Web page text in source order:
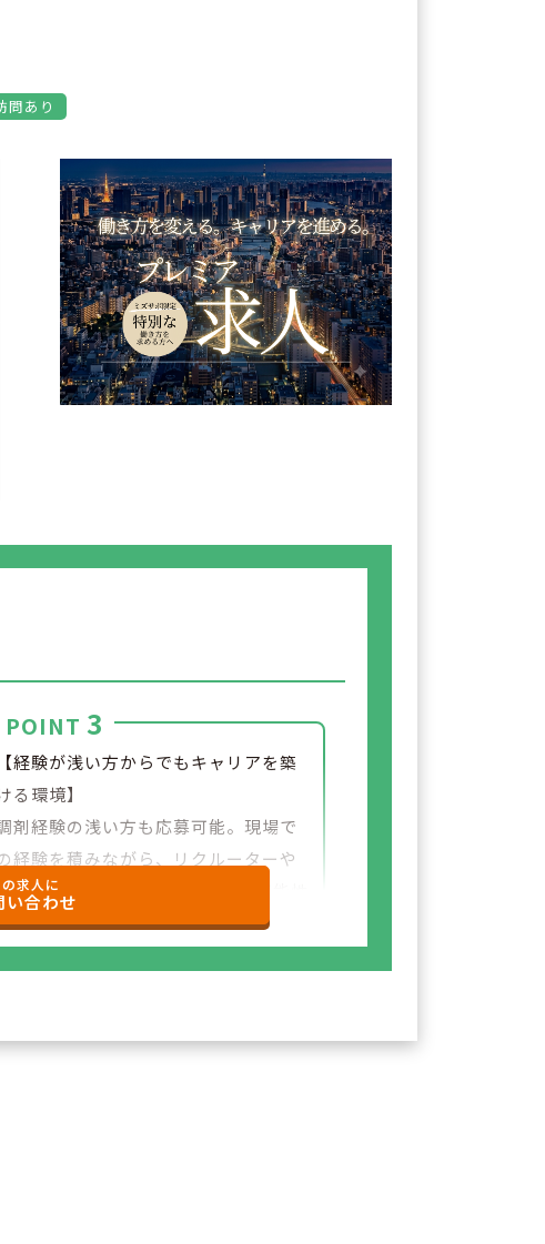
問あり
POINT 3
【経験が浅い方からでもキャリアを築
る環境】
剤経験の浅い方も応募可能。現場で
経験を積みながら、リクルーターや
修など＋αの業務チャレンジの可能性
ございます。
求人に
い合わせ